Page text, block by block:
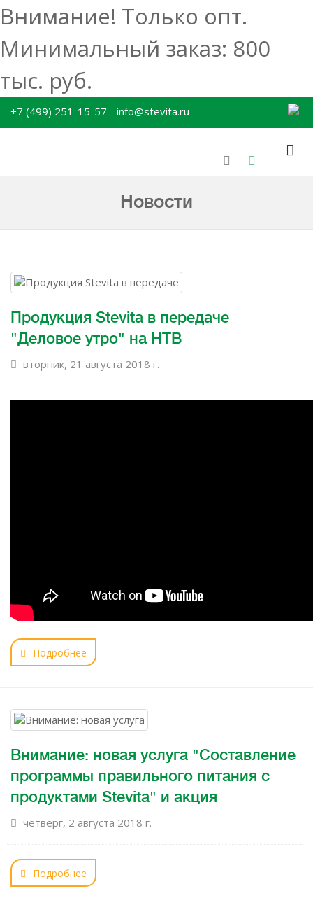
Внимание! Только опт.
Минимальный заказ: 800
тыс. руб.
+7 (499) 251-15-57 info@stevita.ru
Новости
Продукция Stevita в передаче
"Деловое утро" на НТВ
вторник, 21 августа 2018 г.
Подробнее
Внимание: новая услуга "Составление
программы правильного питания с
продуктами Stevita" и акция
четверг, 2 августа 2018 г.
Подробнее